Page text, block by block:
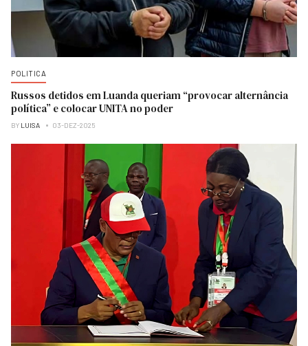
POLITICA
Russos detidos em Luanda queriam “provocar alternância
política” e colocar UNITA no poder
BY LUISA 03-DEZ-2025